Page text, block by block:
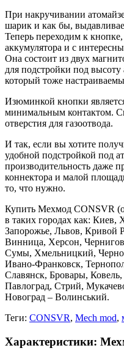
При накручивании
шарик и как бы,
Теперь переходим к
аккумулятора и с
Она состоит из двух
для подстройки под высоту
который тоже
Изюминкой кнопки
минимальным контактом.
отверстия для газоотвода.
И так, если вы хотите
удобной подстройкой под
производительность даже
коннектора и малой
то, что нужно.
Купить Мехмод CONSVR
в таких городах как: Киев,
Запорожье, Львов, Кривой
Винница, Херсон,
Сумы, Хмельницкий,
Ивано-Франковск,
Славянск, Бровары,
Павлоград, Стрий,
Новоград – Волинський.
Теги: CONSVR, Mech mod,
Характеристики: